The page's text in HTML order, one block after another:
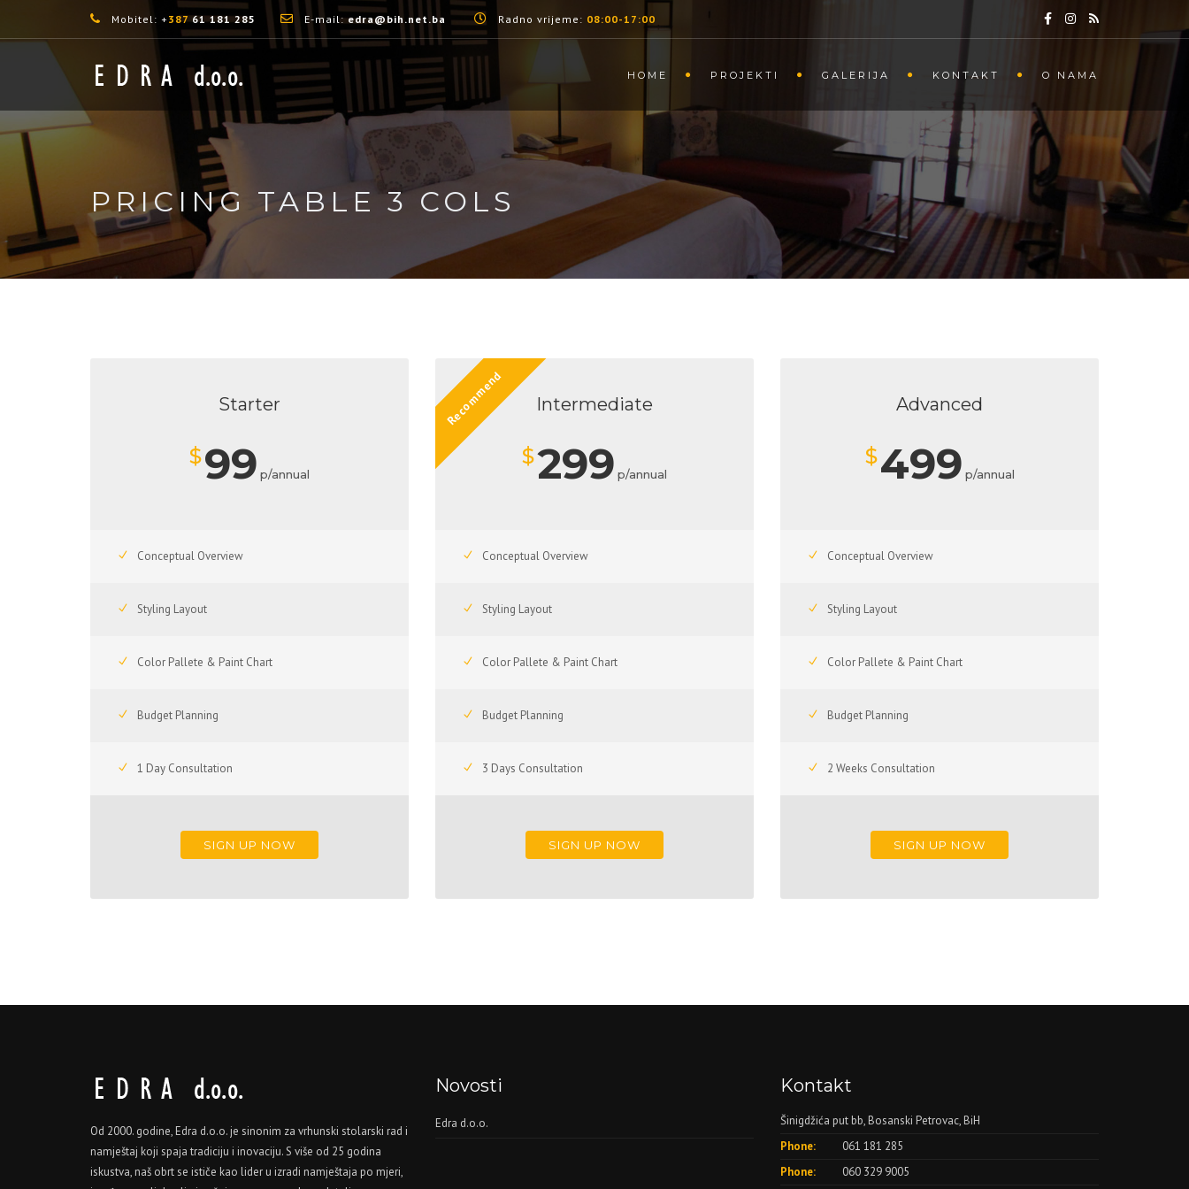
Mobitel: + 38761 181 285 E-mail:edra@bih.net.ba Radno vrijeme: 08:00-17:00
HOME PROJEKTI GALERIJA KONTAKT O NAMA
PRICING TABLE 3 COLS
Starter
$99 p/annual
Conceptual Overview
Styling Layout
Color Pallete & Paint Chart
Budget Planning
1 Day Consultation
SIGN UP NOW
Recommend Intermediate
$299 p/annual
Conceptual Overview
Styling Layout
Color Pallete & Paint Chart
Budget Planning
3 Days Consultation
SIGN UP NOW
Advanced
$499 p/annual
Conceptual Overview
Styling Layout
Color Pallete & Paint Chart
Budget Planning
2 Weeks Consultation
SIGN UP NOW
Od 2000. godine, Edra d.o.o. je sinonim za vrhunski stolarski rad i
namještaj koji spaja tradiciju i inovaciju. S više od 25 godina
iskustva, naš obrt se ističe kao lider u izradi namještaja po mjeri,
Novosti
Edra d.o.o.
Kontakt
Šinigdžića put bb, Bosanski Petrovac, BiH
Phone:
061 181 285
Phone:
060 329 9005